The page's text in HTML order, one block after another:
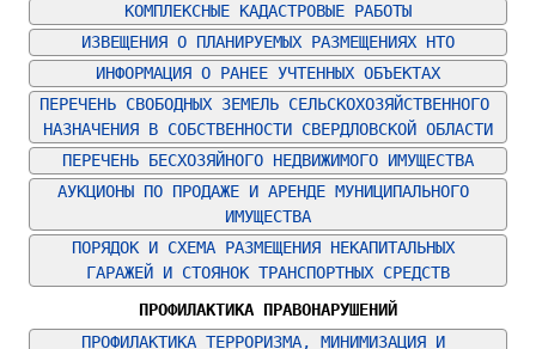
КОМПЛЕКСНЫЕ КАДАСТРОВЫЕ РАБОТЫ
ИЗВЕЩЕНИЯ О ПЛАНИРУЕМЫХ РАЗМЕЩЕНИЯХ НТО
ИНФОРМАЦИЯ О РАНЕЕ УЧТЕННЫХ ОБЪЕКТАХ
ПЕРЕЧЕНЬ СВОБОДНЫХ ЗЕМЕЛЬ СЕЛЬСКОХОЗЯЙСТВЕННОГО
НАЗНАЧЕНИЯ В СОБСТВЕННОСТИ СВЕРДЛОВСКОЙ ОБЛАСТИ
ПЕРЕЧЕНЬ БЕСХОЗЯЙНОГО НЕДВИЖИМОГО ИМУЩЕСТВА
АУКЦИОНЫ ПО ПРОДАЖЕ И АРЕНДЕ МУНИЦИПАЛЬНОГО
ИМУЩЕСТВА
ПОРЯДОК И СХЕМА РАЗМЕЩЕНИЯ НЕКАПИТАЛЬНЫХ
ГАРАЖЕЙ И СТОЯНОК ТРАНСПОРТНЫХ СРЕДСТВ
ПРОФИЛАКТИКА ПРАВОНАРУШЕНИЙ
ПРОФИЛАКТИКА ТЕРРОРИЗМА, МИНИМИЗАЦИЯ И